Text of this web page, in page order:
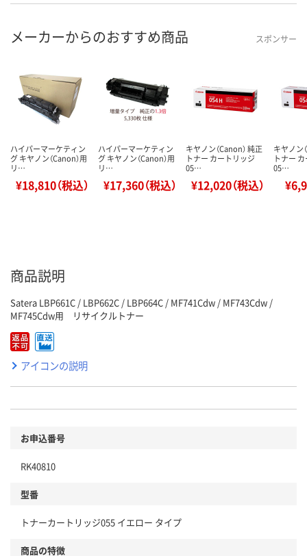
メーカーからのおすすめ商品 スポンサー
ハイパーマーケティン
グ キヤノン（Canon）用
リ…
¥18,810（税込）
ハイパーマーケティン
グ キヤノン（Canon）用
リ…
¥17,360（税込）
キヤノン（Canon） 純正
トナー カートリッジ
05…
¥12,020（税込）
キヤノン
トナー
05…
商品説明
Satera LBP661C / LBP662C / LBP664C / MF741Cdw / MF743Cdw /
MF745Cdw用 リサイクルトナー
アイコンの説明
お申込番号
RK40810
型番
トナーカートリッジ055 イエロー タイプ
商品の特徴